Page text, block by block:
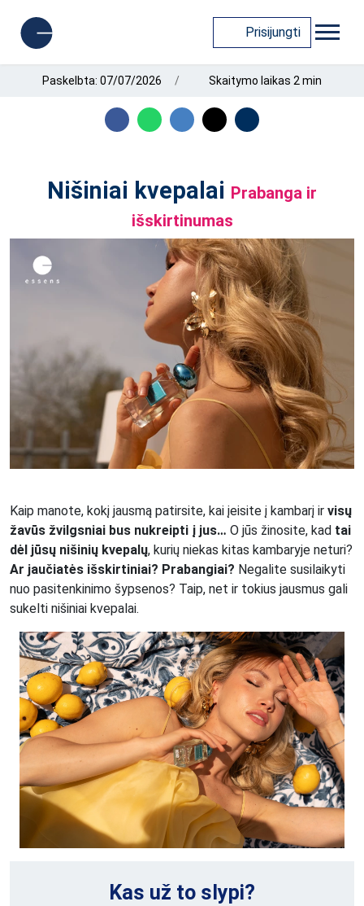
Prisijungti
Paskelbta: 07/07/2026 Skaitymo laikas 2 min
Nišiniai kvepalai Prabanga ir
išskirtinumas
Kaip manote, kokį jausmą patirsite, kai įeisite į kambarį ir visų
žavūs žvilgsniai bus nukreipti į jus… O jūs žinosite, kad tai
dėl jūsų nišinių kvepalų, kurių niekas kitas kambaryje neturi?
Ar jaučiatės išskirtiniai? Prabangiai? Negalite susilaikyti
nuo pasitenkinimo šypsenos? Taip, net ir tokius jausmus gali
sukelti nišiniai kvepalai.
Kas už to slypi?